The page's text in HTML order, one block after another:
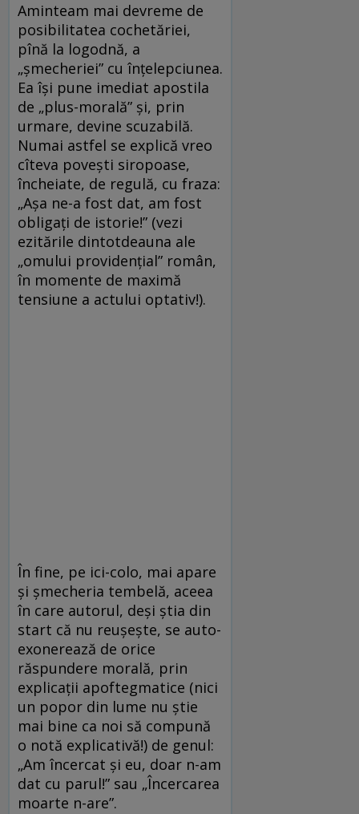
Aminteam mai devreme de
posibilitatea cochetăriei,
pînă la logodnă, a
„şmecheriei” cu înţelepciunea.
Ea îşi pune imediat apostila
de „plus-morală” şi, prin
urmare, devine scuzabilă.
Numai astfel se explică vreo
cîteva poveşti siropoase,
încheiate, de regulă, cu fraza:
„Aşa ne-a fost dat, am fost
obligaţi de istorie!” (vezi
ezitările dintotdeauna ale
„omului providenţial” român,
în momente de maximă
tensiune a actului optativ!).
În fine, pe ici-colo, mai apare
şi şmecheria tembelă, aceea
în care autorul, deşi ştia din
start că nu reuşeşte, se auto-
exonerează de orice
răspundere morală, prin
explicaţii apoftegmatice (nici
un popor din lume nu ştie
mai bine ca noi să compună
o notă explicativă!) de genul:
„Am încercat şi eu, doar n-am
dat cu parul!” sau „Încercarea
moarte n-are”.